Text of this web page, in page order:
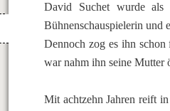
David Suchet wurde
Bühnenschauspielerin und
Dennoch zog es ihn
war nahm ihn seine Mutter
Mit achtzehn Jahren reift